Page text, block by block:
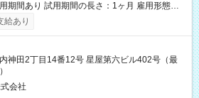
用期間あり 試用期間の長さ：1ヶ月 雇用形態、
同じです。
給あり
神田2丁目14番12号 星屋第六ビル402号（最
会社